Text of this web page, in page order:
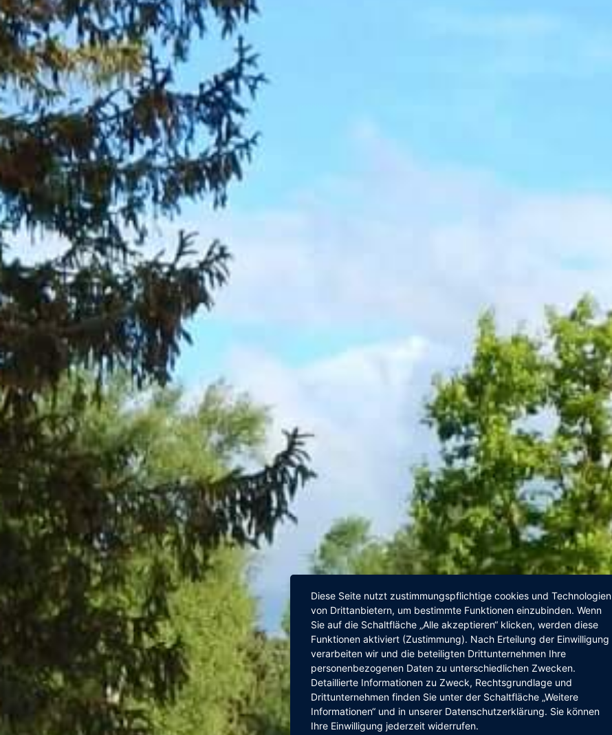
Diese Seite nutzt zustimmungspflichtige cookies und Technologien
von Drittanbietern, um bestimmte Funktionen einzubinden. Wenn
Sie auf die Schaltfläche „Alle akzeptieren“ klicken, werden diese
Funktionen aktiviert (Zustimmung). Nach Erteilung der Einwilligung
verarbeiten wir und die beteiligten Drittunternehmen Ihre
personenbezogenen Daten zu unterschiedlichen Zwecken.
Detaillierte Informationen zu Zweck, Rechtsgrundlage und
Drittunternehmen finden Sie unter der Schaltfläche „Weitere
Informationen“ und in unserer Datenschutzerklärung. Sie können
Ihre Einwilligung jederzeit widerrufen.